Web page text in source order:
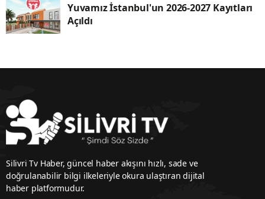
Yuvamız İstanbul'un 2026-2027 Kayıtları
Açıldı
Silivri Tv Haber, güncel haber akışını hızlı, sade ve
doğrulanabilir bilgi ilkeleriyle okura ulaştıran dijital
haber platformudur.